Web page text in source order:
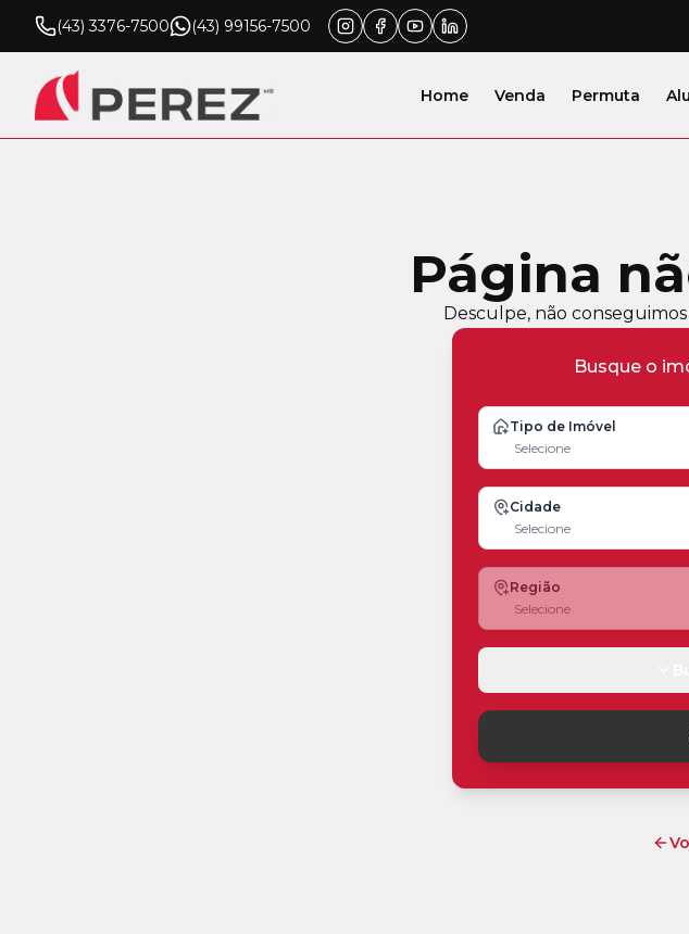
(43) 3376-7500 (43) 99156-7500
Home Venda Permuta
Página
Desculpe, não
Busque o
Tipo de Imóvel
Selecione
Cidade
Selecione
Região
Selecione